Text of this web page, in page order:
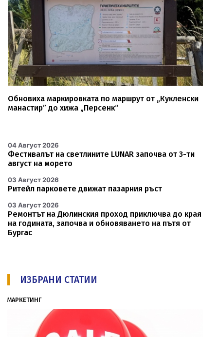
Обновиха маркировката по маршрут от „Кукленски
манастир” до хижа „Персенк“
04 Август 2026
Фестивалът на светлините LUNAR започва от 3-ти
август на морето
03 Август 2026
Ритейл парковете движат пазарния ръст
03 Август 2026
Ремонтът на Дюлинския проход приключва до края
на годината, започва и обновяването на пътя от
Бургас
ИЗБРАНИ СТАТИИ
МАРКЕТИНГ